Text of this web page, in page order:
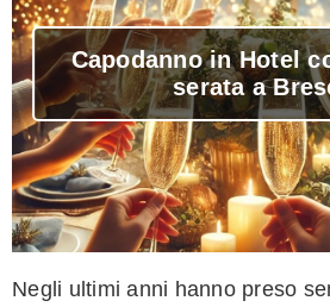
Capodanno in Hotel
serata a
Negli ultimi anni hanno preso